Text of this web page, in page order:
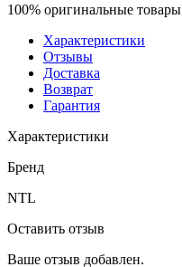
100% оригинальные товары
Характеристики
Отзывы
Доставка
Возврат
Гарантия
Характеристики
Бренд
NTL
Оставить отзыв
Ваше отзыв добавлен.